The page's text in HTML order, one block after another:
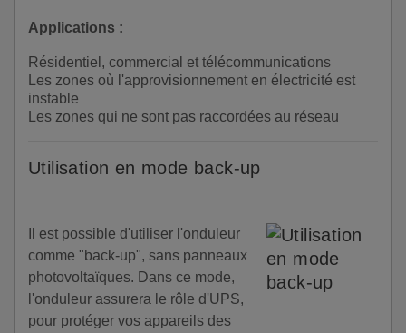
Applications :
Résidentiel, commercial et télécommunications
Les zones où l'approvisionnement en électricité est
instable
Les zones qui ne sont pas raccordées au réseau
Utilisation en mode back-up
Il est possible d'utiliser l'onduleur
comme "back-up", sans panneaux
photovoltaïques. Dans ce mode,
l'onduleur assurera le rôle d'UPS,
pour protéger vos appareils des